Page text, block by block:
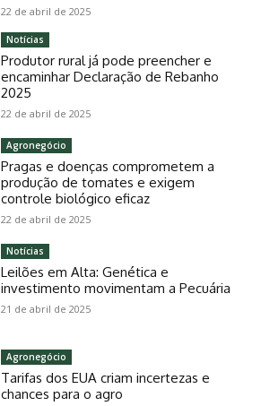
22 de abril de 2025
Notícias
Produtor rural já pode preencher e
encaminhar Declaração de Rebanho
2025
22 de abril de 2025
Agronegócio
Pragas e doenças comprometem a
produção de tomates e exigem
controle biológico eficaz
22 de abril de 2025
Notícias
Leilões em Alta: Genética e
investimento movimentam a Pecuária
21 de abril de 2025
Agronegócio
Tarifas dos EUA criam incertezas e
chances para o agro